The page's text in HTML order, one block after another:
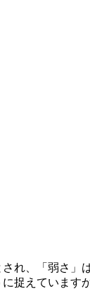
れ、「弱さ
捉えていま